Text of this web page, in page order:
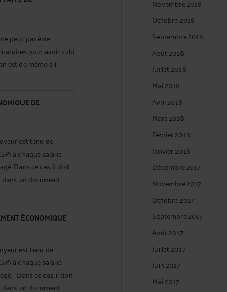
peut pas être
pour avoir subi
est de même s’il
DE
est tenu de
à chaque salarié
Dans ce cas, il doit
un document ...
ÉCONOMIQUE
est tenu de
à chaque salarié
Dans ce cas, il doit
un document
Novembre 2018
Octobre 2018
Septembre 2018
Août 2018
Juillet 2018
Mai 2018
Avril 2018
Mars 2018
Février 2018
Janvier 2018
Décembre 2017
Novembre 2017
Octobre 2017
Septembre 2017
Août 2017
Juillet 2017
Juin 2017
Mai 2017